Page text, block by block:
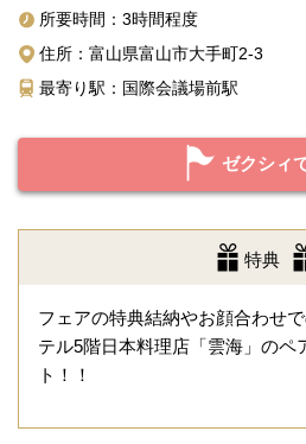
所要時間：3時間程度
住所：富山県富山市大手町2-3
最寄り駅：国際会議場前駅
ゼクシィ
特典
フェアの特典結納やお顔合わせ
テル5階日本料理店「雲海」のペ
ト！！